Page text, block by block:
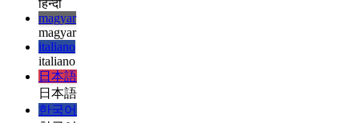
עברית
हिन्दी
हिन्दी
magyar
magyar
italiano
italiano
日本語